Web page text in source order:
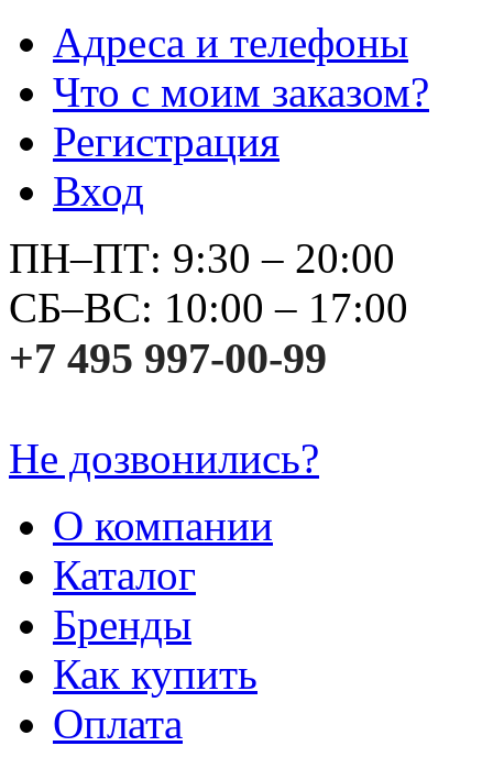
Адреса и телефоны
Что с моим заказом?
Регистрация
Вход
ПН–ПТ: 9:30 – 20:00
СБ–ВС: 10:00 – 17:00
+7 495 997-00-99
Не дозвонились?
О компании
Каталог
Бренды
Как купить
Оплата